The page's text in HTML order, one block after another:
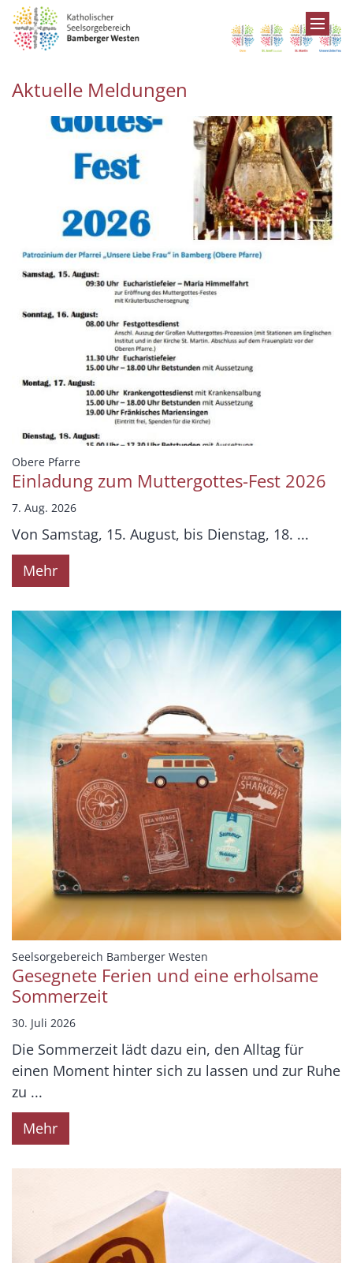
Zum Inhalt springen
Aktuelle Meldungen
Obere Pfarre:
Einladung zum Muttergottes-Fest 2026
7. Aug. 2026
Von Samstag, 15. August, bis Dienstag, 18. ...
Mehr
Seelsorgebereich Bamberger Westen
Gesegnete Ferien und eine erholsame
Sommerzeit
30. Juli 2026
Die Sommerzeit lädt dazu ein, den Alltag für
einen Moment hinter sich zu lassen und zur Ruhe
zu ...
Mehr